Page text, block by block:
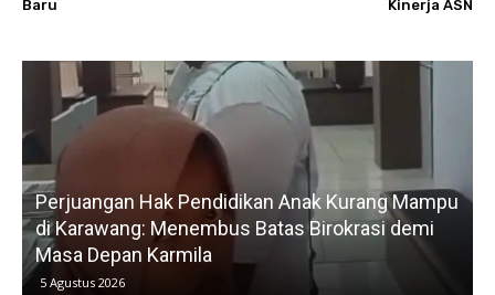
Baru
Kinerja ASN
Perjuangan Hak Pendidikan Anak Kurang Mampu
di Karawang: Menembus Batas Birokrasi demi
Masa Depan Karmila
5 Agustus 2026